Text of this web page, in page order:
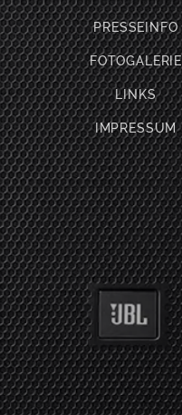
PRESSEINFO
FOTOGALERIE
LINKS
IMPRESSUM